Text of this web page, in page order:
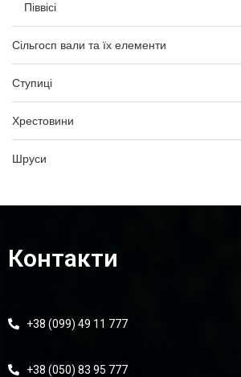
Піввісі
Сільгосп вали та їх елементи
Ступиці
Хрестовини
Шруси
Контакти
+38 (099) 49 11 777
+38 (050) 83 95 777